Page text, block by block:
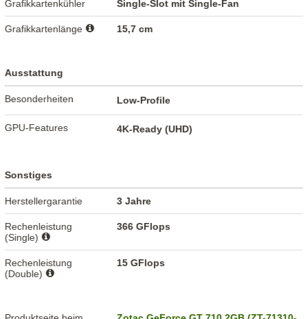
Grafikkartenkühler Single-Slot mit Single-Fan
Grafikkartenlänge 15,7 cm
Ausstattung
Besonderheiten Low-Profile
GPU-Features 4K-Ready (UHD)
Sonstiges
Herstellergarantie 3 Jahre
Rechenleistung
(Single)
366 GFlops
Rechenleistung
(Double)
15 GFlops